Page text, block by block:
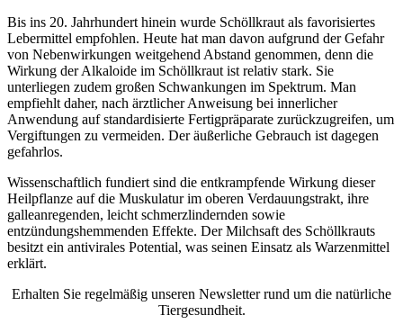
Bis ins 20. Jahrhundert hinein wurde Schöllkraut als favorisiertes
Lebermittel empfohlen. Heute hat man davon aufgrund der Gefahr
von Nebenwirkungen weitgehend Abstand genommen, denn die
Wirkung der Alkaloide im Schöllkraut ist relativ stark. Sie
unterliegen zudem großen Schwankungen im Spektrum. Man
empfiehlt daher, nach ärztlicher Anweisung bei innerlicher
Anwendung auf standardisierte Fertigpräparate zurückzugreifen, um
Vergiftungen zu vermeiden. Der äußerliche Gebrauch ist dagegen
gefahrlos.
Wissenschaftlich fundiert sind die entkrampfende Wirkung dieser
Heilpflanze auf die Muskulatur im oberen Verdauungstrakt, ihre
galleanregenden, leicht schmerzlindernden sowie
entzündungshemmenden Effekte. Der Milchsaft des Schöllkrauts
besitzt ein antivirales Potential, was seinen Einsatz als Warzenmittel
erklärt.
Erhalten Sie regelmäßig unseren Newsletter rund um die natürliche
Tiergesundheit.